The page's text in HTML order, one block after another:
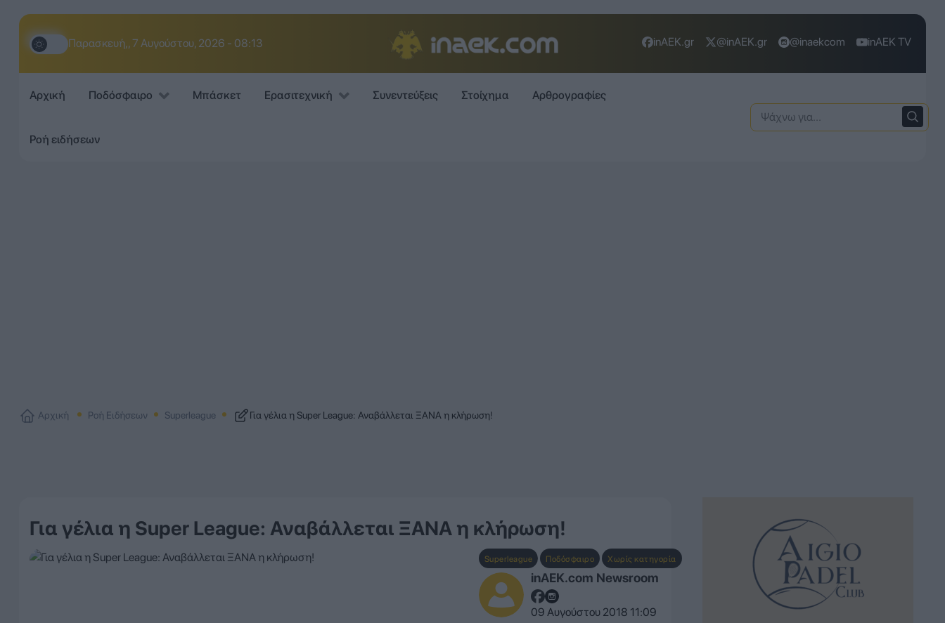
Παρασκευή,, 7 Αυγούστου, 2026 - 08:13 inAEK.gr @inAEK.gr @inaekcom inAEK TV
Αρχική Ποδόσφαιρο Μπάσκετ Ερασιτεχνική Συνεντεύξεις Στοίχημα Αρθρογραφίες
Ροή ειδήσεων
Αρχική Ροή Ειδήσεων Superleague Για γέλια η Super League: Αναβάλλεται ΞΑΝΑ η κλήρωση!
Για γέλια η Super League: Αναβάλλεται ΞΑΝΑ η κλήρωση!
Superleague Ποδόσφαιρο Χωρίς κατηγορία
inAEK.com Newsroom
09 Αυγούστου 2018 11:09